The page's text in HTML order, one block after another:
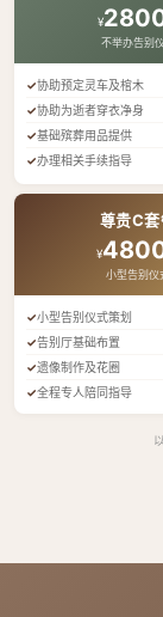
¥
不举办告别
协助预定灵车及棺木
协助为逝者穿衣净身
基础殡葬用品提供
办理相关手续指导
尊贵C套
¥
小型告别仪
小型告别仪式策划
告别厅基础布置
遗像制作及花圈
全程专人陪同指导